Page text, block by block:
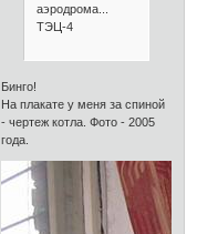
аэродрома...
ТЭЦ-4
Бинго!
На плакате у меня за спиной
- чертеж котла. Фото - 2005
года.